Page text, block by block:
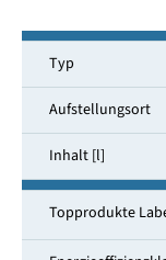
Typ
Aufstellungsort
Inhalt [l]
Topprodukte